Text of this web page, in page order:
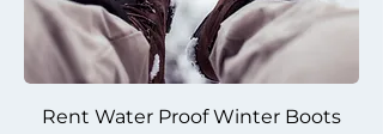
Rent Water Proof Winter Boots